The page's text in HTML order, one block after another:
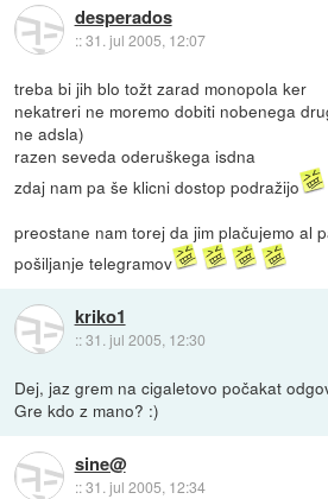
desperados
::31. jul 2005, 12:07
treba bi jih blo tožt zarad monopola ker
nekatreri ne moremo dobiti nobenega
ne adsla)
razen seveda oderuškega isdna
zdaj nam pa še klicni dostop podražijo
preostane nam torej da jim plačujemo al
pošiljanje telegramov
kriko1
::31. jul 2005, 12:30
Dej, jaz grem na cigaletovo počakat
Gre kdo z mano? :)
sine@
::31. jul 2005, 12:34